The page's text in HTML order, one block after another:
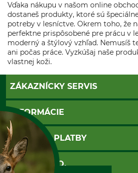
Vďaka nákupu v našom online
dostaneš produkty, ktoré sú
potreby v lesníctve. Okrem toho, že
perfektne prispôsobené pre prácu v
moderný a štýlový vzhľad. Nemusíš
ani počas práce. Vyzkúšaj naše
vlastnej koži.
ZÁKAZNÍCKY SERVIS
Kontakt
Katalógy
Newsletter
Nastavenia súborov cookie
INFORMÁCIE
Povinné údaje
Obchodné podmienky
Ochrana osobnych udajov
Otváracie hodiny
SPÔSOBY PLATBY
Dobierka
GRUBE S.R.O.